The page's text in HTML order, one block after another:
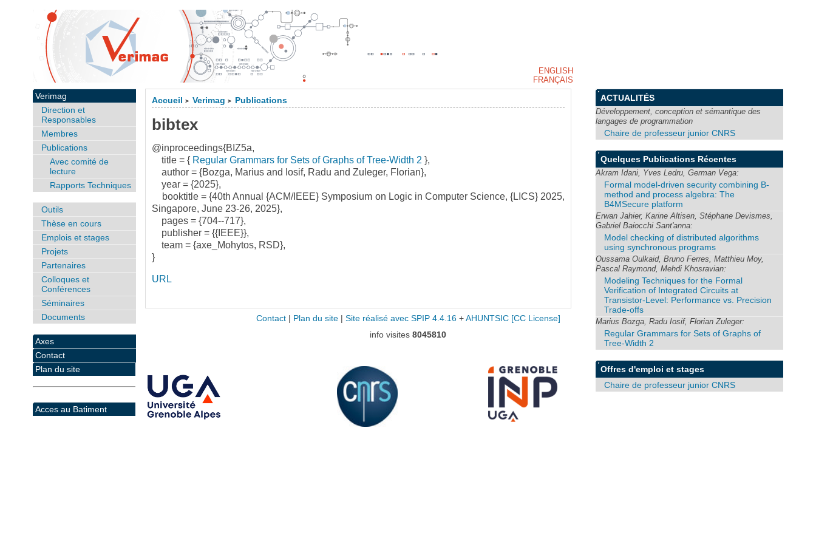
Accueil > Verimag > Publications
bibtex
@inproceedings{BIZ5a,
title = { Regular Grammars for Sets of Graphs of Tree-Width 2},
author = {Bozga, Marius and Iosif, Radu and Zuleger, Florian},
year = {2025},
booktitle = {40th Annual {ACM/IEEE} Symposium on Logic in Computer Science, {LICS} 2025,
Singapore, June 23-26, 2025},
pages = {704--717},
publisher = {{IEEE}},
team = {axe_Mohytos, RSD},
}
URL
Verimag
Direction et
Responsables
Membres
Publications
Avec comité de
lecture
Rapports Techniques
Outils
Thèse en cours
Emplois et stages
Projets
Partenaires
Colloques et
Conférences
Séminaires
Documents
Axes
Contact
Plan du site
Acces au Batiment
ACTUALITÉS
Développement, conception et sémantique des
langages de programmation
Chaire de professeur junior CNRS
Quelques Publications Récentes
Akram Idani, Yves Ledru, German Vega:
Formal model-driven security combining B-
method and process algebra: The
B4MSecure platform
Erwan Jahier, Karine Altisen, Stéphane Devismes,
Gabriel Baiocchi Sant'anna:
Model checking of distributed algorithms
using synchronous programs
Oussama Oulkaid, Bruno Ferres, Matthieu Moy,
Pascal Raymond, Mehdi Khosravian:
Modeling Techniques for the Formal
Verification of Integrated Circuits at
Transistor-Level: Performance vs. Precision
Trade-offs
Marius Bozga, Radu Iosif, Florian Zuleger:
Regular Grammars for Sets of Graphs of
Tree-Width 2
Offres d'emploi et stages
Chaire de professeur junior CNRS
Contact| Plan du site| Site réalisé avec SPIP 4.4.16+ AHUNTSIC [CC License]
info visites 8045810
ENGLISH
FRANÇAIS